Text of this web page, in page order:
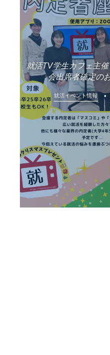
就活TV学生カフェ主
会出席者確定の
就活イベント情報